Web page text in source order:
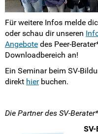
Intern
Für weitere Infos melde
oder schau dir unseren
Angebote des Peer-
Downloadbereich an!
Ein Seminar beim SV-
direkt hierbuchen.
Die Partner des SV-